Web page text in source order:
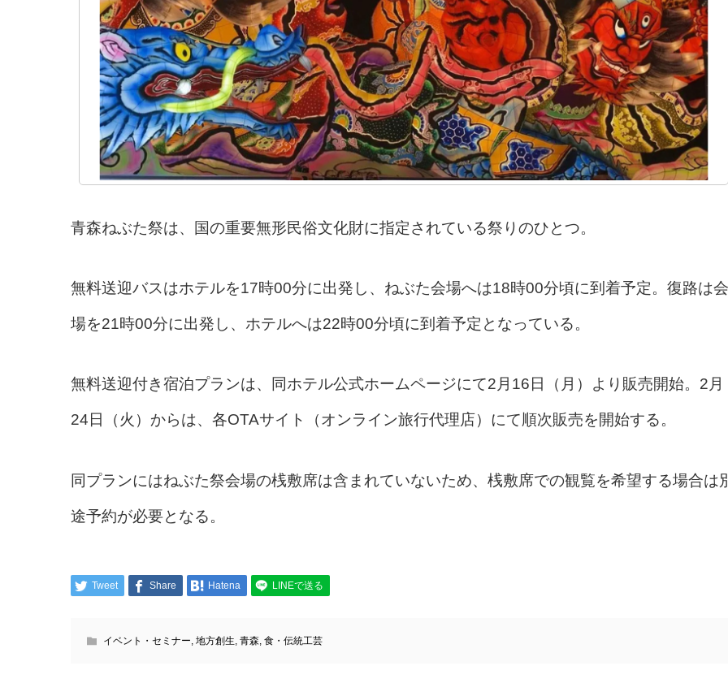
青森ねぶた祭は、国の重要無形民俗文化財に指定されている祭りのひとつ。
無料送迎バスはホテルを17時00分に出発し、ねぶた会場へは18時00分頃に到着予定。復路は会
場を21時00分に出発し、ホテルへは22時00分頃に到着予定となっている。
無料送迎付き宿泊プランは、同ホテル公式ホームページにて2月16日（月）より販売開始。2月
24日（火）からは、各OTAサイト（オンライン旅行代理店）にて順次販売を開始する。
同プランにはねぶた祭会場の桟敷席は含まれていないため、桟敷席での観覧を希望する場合は
途予約が必要となる。
Tweet Share Hatena LINEで送る
イベント・セミナー 地方創生 青森 食・伝統工芸